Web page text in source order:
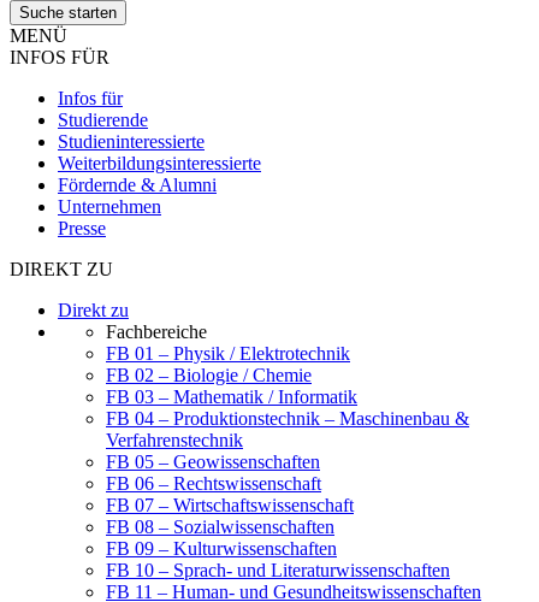
MENÜ
INFOS FÜR
Infos für
Studierende
Studieninteressierte
Weiterbildungsinteressierte
Fördernde & Alumni
Unternehmen
Presse
DIREKT ZU
Direkt zu
Fachbereiche
FB 01 – Physik / Elektrotechnik
FB 02 – Biologie / Chemie
FB 03 – Mathematik / Informatik
FB 04 – Produktionstechnik – Maschinenbau &
Verfahrenstechnik
FB 05 – Geowissenschaften
FB 06 – Rechtswissenschaft
FB 07 – Wirtschaftswissenschaft
FB 08 – Sozialwissenschaften
FB 09 – Kulturwissenschaften
FB 10 – Sprach- und Literaturwissenschaften
FB 11 – Human- und Gesundheitswissenschaften